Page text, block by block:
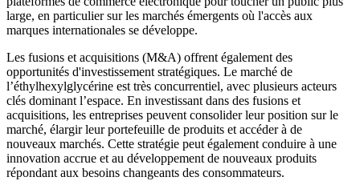
large, en particulier sur les marchés émergents où l'accès aux
marques internationales se développe.
Les fusions et acquisitions (M&A) offrent également des
opportunités d'investissement stratégiques. Le marché de
l’éthylhexylglycérine est très concurrentiel, avec plusieurs acteurs
clés dominant l’espace. En investissant dans des fusions et
acquisitions, les entreprises peuvent consolider leur position sur le
marché, élargir leur portefeuille de produits et accéder à de
nouveaux marchés. Cette stratégie peut également conduire à une
innovation accrue et au développement de nouveaux produits
répondant aux besoins changeants des consommateurs.